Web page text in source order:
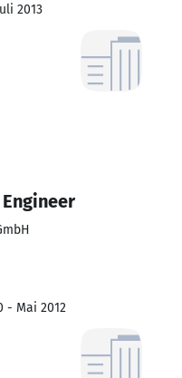
2013
- Mai 2012